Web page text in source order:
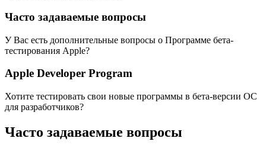
Часто задаваемые вопросы
У Вас есть дополнительные вопросы о Программе бета-
тестирования Apple?
Apple Developer Program
Хотите тестировать свои новые программы в бета‑версии ОС
для разработчиков?
Часто задаваемые вопросы